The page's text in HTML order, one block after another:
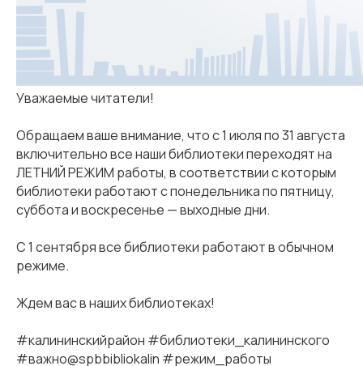
Уважаемые читатели!
Обращаем ваше внимание, что с 1 июля по 31 августа
включительно все наши библиотеки переходят на
ЛЕТНИЙ РЕЖИМ работы, в соответствии с которым
библиотеки работают с понедельника по пятницу,
суббота и воскресенье — выходные дни.
С 1 сентября все библиотеки работают в обычном
режиме.
Ждем вас в наших библиотеках!
#калининскийрайон #библиотеки_калининского
#важно@spbbibliokalin #режим_работы